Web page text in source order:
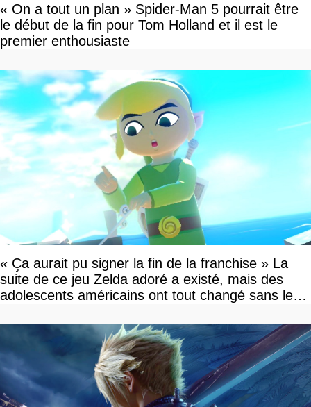
« On a tout un plan » Spider-Man 5 pourrait être
le début de la fin pour Tom Holland et il est le
premier enthousiaste
« Ça aurait pu signer la fin de la franchise » La
suite de ce jeu Zelda adoré a existé, mais des
adolescents américains ont tout changé sans le